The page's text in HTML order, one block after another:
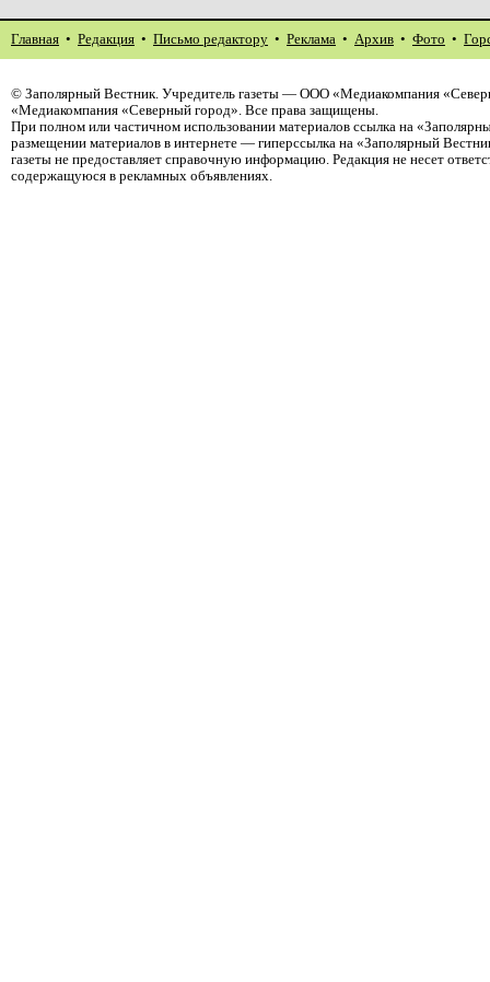
Главная • Редакция • Письмо редактору • Реклама • Архив • Фото •
© Заполярный Вестник. Учредитель газеты — ООО «Медиакомпания
«Медиакомпания «Северный город». Все права защищены.
При полном или частичном использовании материалов ссылка на
размещении материалов в интернете — гиперссылка на «Заполярный
газеты не предоставляет справочную информацию. Редакция не несет
содержащуюся в рекламных объявлениях.